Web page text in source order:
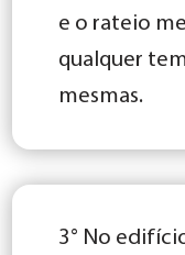
e o rateio
qualquer
mesmas.
3° No